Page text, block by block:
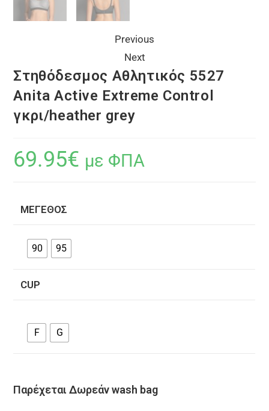
Previous
Next
Στηθόδεσμος Αθλητικός 5527
Anita Active Extreme Control
γκρι/heather grey
69.95€ με ΦΠΑ
ΜΈΓΕΘΟΣ
90 95
CUP
F G
Παρέχεται Δωρεάν wash bag